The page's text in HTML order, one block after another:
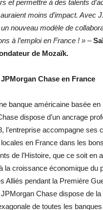
et permettre à des talents
moins d’impact. Avec
nouveau modèle de
à l’emploi en France ! » –
de Mozaïk.
Chase en France
banque américaine basée en
dispose d’un ancrage
l’entreprise accompagne ses
en France dans les
de l’Histoire, que ce soit en
la croissance économique du
Alliés pendant la Première
JPMorgan Chase dispose de
de toutes les